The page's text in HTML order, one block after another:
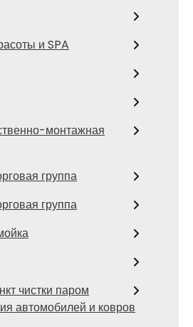
и SPA
монтажная
группа
группа
чистки паром
автомобилей и ковров